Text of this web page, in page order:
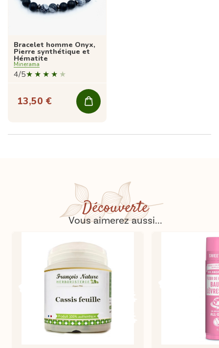
Bracelet homme Onyx,
Pierre synthétique et
Hématite
Minerama
4/5
13,50 €
Découverte
Vous aimerez aussi...